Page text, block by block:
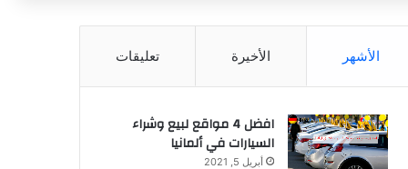
الأشهر الأخيرة تعليقات
افضل 4 مواقع لبيع وشراء
السيارات في ألمانيا
أبريل 5, 2021